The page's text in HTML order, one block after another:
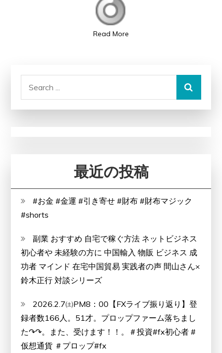
キ
毛
な
り
や
す
Read More
最近の投稿
#お金 #金運 #引き寄せ #財布 #財布マジック
#shorts
副業 おすすめ 自宅で稼ぐ方法 ネットビジネス
初心者や 未経験の方に 中国輸入 物販 ビジネス 成
功者 マインド 在宅中国貿易 実践者の声 間山さん×
鈴木正行 対談シリーズ
2026.2.7㈯PM8：00【FXライブ振り返り】登
録者数166人。51才。プロップファーム落ちまし
た↷↷。また、受けます！！。＃投資#fx初心者 #
仮想通貨 ＃プロップ#fx